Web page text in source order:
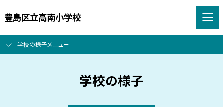
豊島区立高南小学校
学校の様子メニュー
学校の様子